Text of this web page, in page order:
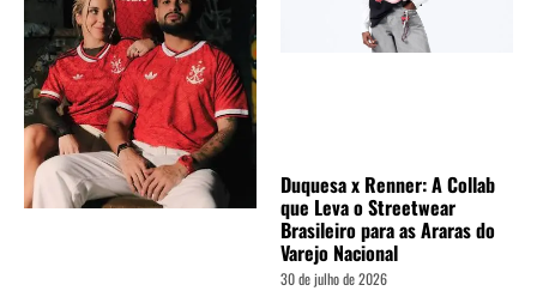
Duquesa x Renner: A Collab
que Leva o Streetwear
Brasileiro para as Araras do
Varejo Nacional
30 de julho de 2026